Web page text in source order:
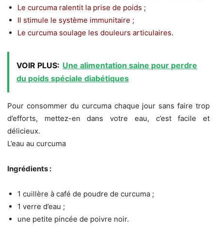
Le curcuma ralentit la prise de poids ;
Il stimule le système immunitaire ;
Le curcuma soulage les douleurs articulaires.
VOIR PLUS: Une alimentation saine pour perdre
du poids spéciale diabétiques
Pour consommer du curcuma chaque jour sans faire trop
d’efforts, mettez-en dans votre eau, c’est facile et
délicieux.
L’eau au curcuma
Ingrédients :
1 cuillère à café de poudre de curcuma ;
1 verre d’eau ;
une petite pincée de poivre noir.